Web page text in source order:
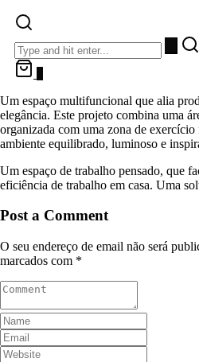
Um espaço multifuncional que alia
elegância. Este projeto combina uma
organizada com uma zona de
ambiente equilibrado, luminoso e
Um espaço de trabalho pensado, que
eficiência de trabalho em casa. Uma
Post a Comment
O seu endereço de email não será
marcados com *